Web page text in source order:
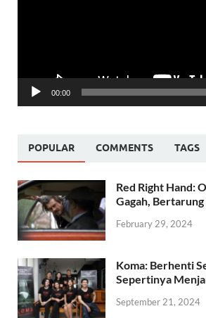
00:00
POPULAR COMMENTS TAGS
Red Right Hand:
Gagah, Bertarung
February 29, 2024
Koma: Berhenti
Sepertinya
September 21, 2024